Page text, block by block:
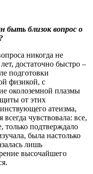
близок вопрос о
никогда не
достаточно быстро –
подготовки
физикой, с
околоземной плазмы
от этих
атеизма,
чувствовала: все,
только подтверждало
была настолько
лишь
высочайшего